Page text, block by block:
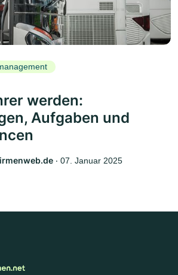
werden:
Aufgaben und
‧ 07. Januar 2025